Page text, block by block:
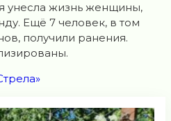
унесла жизнь женщины,
Ещё 7 человек, в том
получили ранения.